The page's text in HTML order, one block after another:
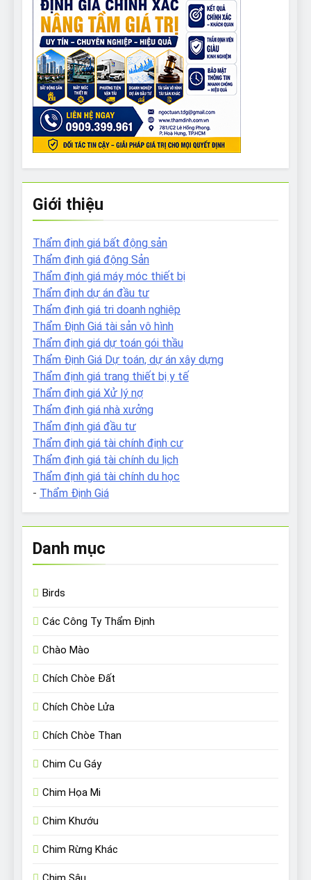
Giới thiệu
Thẩm định giá bất động sản
Thẩm định giá động Sản
Thẩm định giá máy móc thiết bị
Thẩm định dự án đầu tư
Thẩm định giá tri doanh nghiệp
Thẩm Định Giá tài sản vô hình
Thẩm định giá dự toán gói thầu
Thẩm Định Giá Dự toán, dự án xây dựng
Thẩm định giá trang thiết bị y tế
Thẩm định giá Xử lý nợ
Thẩm định giá nhà xưởng
Thẩm định giá đầu tư
Thẩm định giá tài chính định cư
Thẩm định giá tài chính du lịch
Thẩm định giá tài chính du học
- Thẩm Định Giá
Danh mục
Birds
Các Công Ty Thẩm Định
Chào Mào
Chích Chòe Đất
Chích Chòe Lửa
Chích Chòe Than
Chim Cu Gáy
Chim Họa Mi
Chim Khướu
Chim Rừng Khác